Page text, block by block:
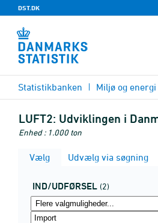
DST.DK
Statistikbanken Miljø og energi
LUFT2: Udviklingen i
Enhed : 1.000 ton
Vælg Udvælg via søgning
IND/UDFØRSEL (2)